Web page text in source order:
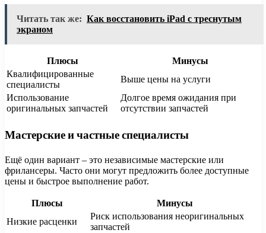
Читать так же: Как восстановить iPad с треснутым
экраном
Плюсы
Минусы
Квалифицированные
специалисты
Выше цены на услуги
Использование
оригинальных запчастей
Долгое время ожидания при
отсутствии запчастей
Мастерские и частные специалисты
Ещё один вариант – это независимые мастерские или
фрилансеры. Часто они могут предложить более доступные
цены и быстрое выполнение работ.
Плюсы
Минусы
Низкие расценки
Риск использования неоригинальных
запчастей